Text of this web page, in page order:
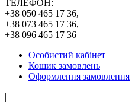
ТЕЛЕФОН:
+38 050 465 17 36,
+38 073 465 17 36,
+38 096 465 17 36
Особистий кабінет
Кошик замовлень
Оформлення замовлення
|